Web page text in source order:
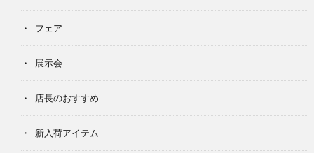
フェア
展示会
店長のおすすめ
新入荷アイテム